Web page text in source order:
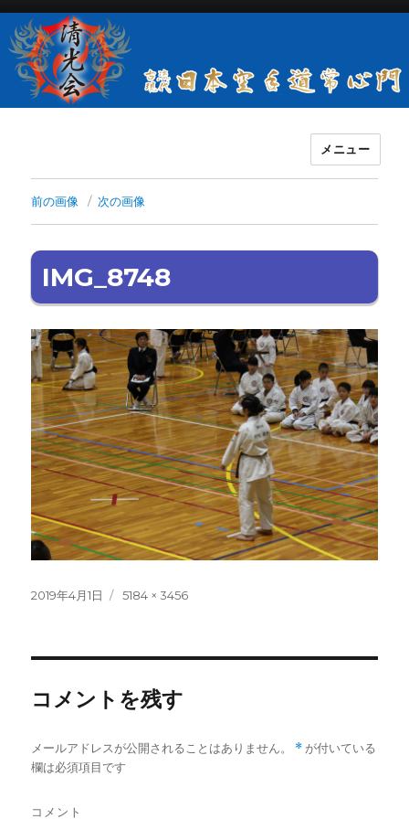
古流現代日本空手道常心門清光会
メニュー
前の画像 次の画像
IMG_8748
投
2019年4月1日
フ
5184 × 3456
コメントを残す
メールアドレスが公開されることはありません。 * が付いている
欄は必須項目です
コメント